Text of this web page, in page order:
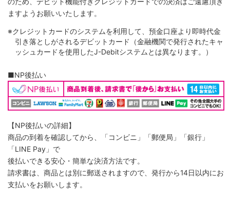
ますようお願いいたします。
※クレジットカードのシステムを利用して、預金口座より即時代金
引き落としがされるデビットカード（金融機関で発行されたキャ
ッシュカードを使用したJ-Debitシステムとは異なります。）
■NP後払い
【NP後払いの詳細】
商品の到着を確認してから、「コンビニ」「郵便局」「銀行」
「LINE Pay」で
後払いできる安心・簡単な決済方法です。
請求書は、商品とは別に郵送されますので、発行から14日以内にお
支払いをお願いします。